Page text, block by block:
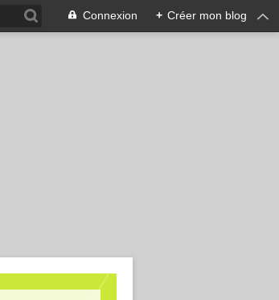
Connexion + Créer mon blog